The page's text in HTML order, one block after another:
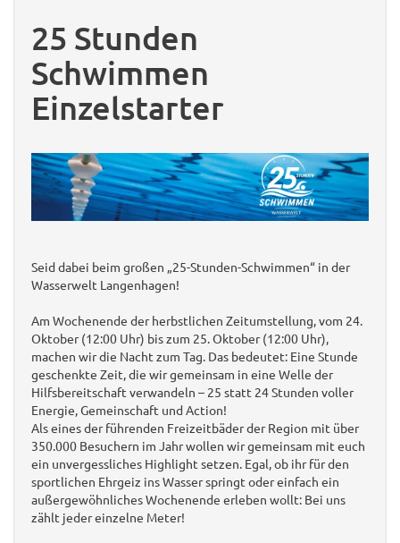
25 Stunden
Schwimmen
Einzelstarter
Seid dabei beim großen „25-Stunden-Schwimmen“ in der
Wasserwelt Langenhagen!
Am Wochenende der herbstlichen Zeitumstellung, vom 24.
Oktober (12:00 Uhr) bis zum 25. Oktober (12:00 Uhr),
machen wir die Nacht zum Tag. Das bedeutet: Eine Stunde
geschenkte Zeit, die wir gemeinsam in eine Welle der
Hilfsbereitschaft verwandeln – 25 statt 24 Stunden voller
Energie, Gemeinschaft und Action!
Als eines der führenden Freizeitbäder der Region mit über
350.000 Besuchern im Jahr wollen wir gemeinsam mit euch
ein unvergessliches Highlight setzen. Egal, ob ihr für den
sportlichen Ehrgeiz ins Wasser springt oder einfach ein
außergewöhnliches Wochenende erleben wollt: Bei uns
zählt jeder einzelne Meter!